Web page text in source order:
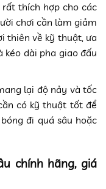
thích hợp cho các
chơi cần làm giảm
thiên về kỹ thuật, ưa
kéo dài pha giao đấu
lại độ nảy và tốc
có kỹ thuật tốt để
đi quá sâu hoặc
chính hãng, giá